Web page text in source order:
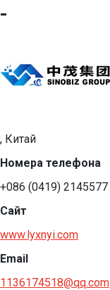
-
, Китай
Номера телефона
+086 (0419) 2145577
Сайт
www.lyxnyi.com
Email
1136174518@qq.com